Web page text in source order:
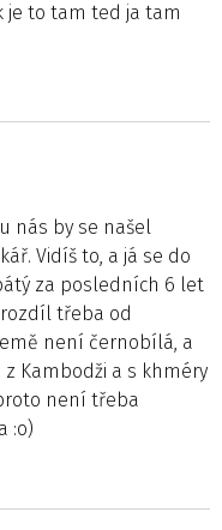
je to tam ted ja tam
nás by se našel
Vidíš to, a já se do
za posledních 6 let
třeba od
není černobílá, a
Kambodži a s khméry
není třeba
:o)